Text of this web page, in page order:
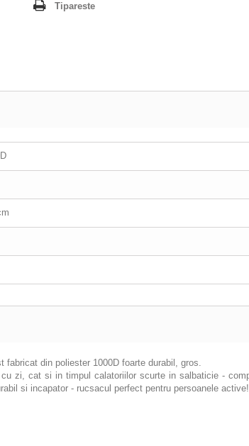
Tipareste
din poliester 1000D foarte durabil, gros.
zi, cat si in timpul calatoriilor scurte in salbaticie -
si incapator - rucsacul perfect pentru persoanele active!